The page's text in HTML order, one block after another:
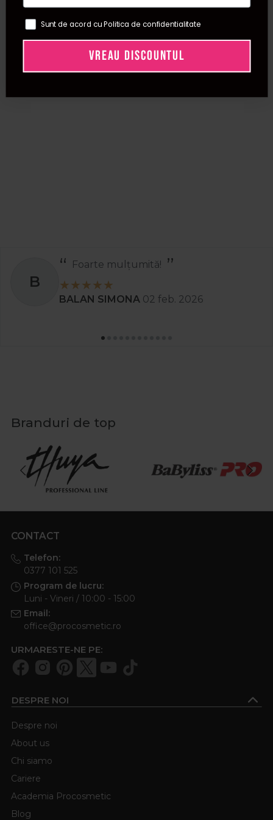
B
Foarte mulțumită!
BALAN SIMONA 02 feb. 2026
Branduri de top
CONTACT
Telefon:
0377 101 525
Program de lucru:
Luni - Vineri / 10:00 - 15:00
Email:
office@procosmetic.ro
URMARESTE-NE PE:
DESPRE NOI
Despre noi
About us
Chi siamo
Cariere
Academia Procosmetic
Blog
Sunt de acord cu Politica de confidentialitate
VREAU DISCOUNTUL